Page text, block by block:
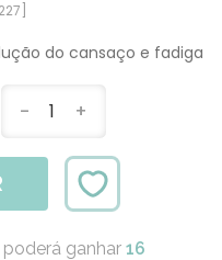
do cansaço e fadiga
- 1 +
ganhar 16